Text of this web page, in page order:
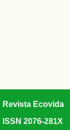
Revista Ecovida
ISSN 2076-281X